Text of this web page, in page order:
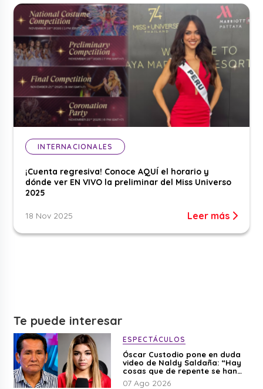
INTERNACIONALES
¡Cuenta regresiva! Conoce AQUÍ el horario y
dónde ver EN VIVO la preliminar del Miss Universo
2025
18 Nov 2025 Leer más
Te puede interesar
ESPECTÁCULOS
Óscar Custodio pone en duda
video de Naldy Saldaña: “Hay
cosas que de repente se han
editado”
07 Ago 2026